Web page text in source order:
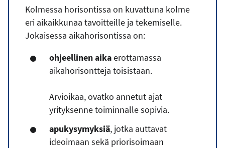
Kolmessa horisontissa on kuvattuna kolme
eri aikaikkunaa tavoitteille ja tekemiselle.
Jokaisessa aikahorisontissa on:
ohjeellinen aikaerottamassa
aikahorisontteja toisistaan.
Arvioikaa, ovatko annetut ajat
yrityksenne toiminnalle sopivia.
apukysymyksiä, jotka auttavat
ideoimaan sekä priorisoimaan